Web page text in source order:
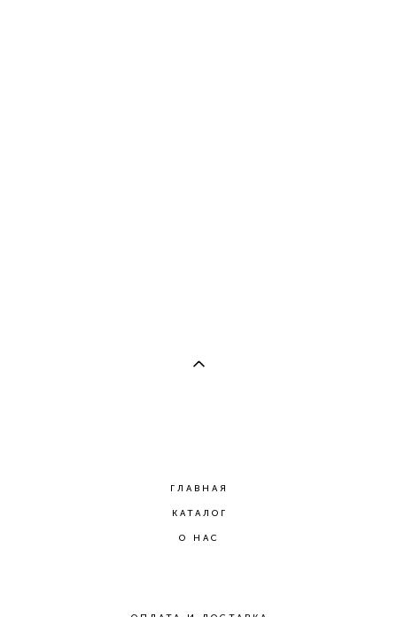
ГЛАВНАЯ
КАТАЛОГ
О НАС